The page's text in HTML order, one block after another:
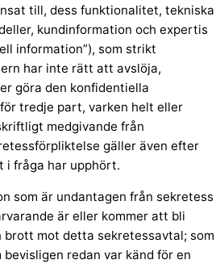
till, dess funktionalitet, tekniska
kundinformation och expertis
information”), som strikt
har inte rätt att avslöja,
göra den konfidentiella
tredje part, varken helt eller
medgivande från
gäller även efter
i fråga har upphört.
som är undantagen från sekretess
är eller kommer att bli
brott mot detta sekretessavtal; som
redan var känd för en